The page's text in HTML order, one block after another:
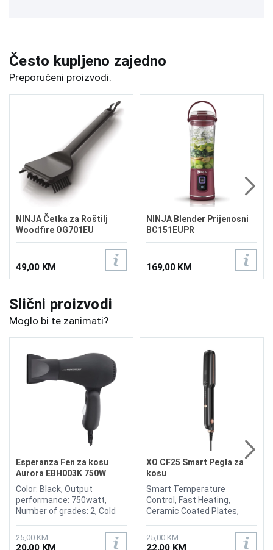
Često kupljeno zajedno
Preporučeni proizvodi.
NINJA Četka za Roštilj
Woodfire OG701EU
49,00 KM
NINJA Blender Prijenosni
BC151EUPR
169,00 KM
Slični proizvodi
Moglo bi te zanimati?
Esperanza Fen za kosu
Aurora EBH003K 750W
Color: Black, Output
performance: 750watt,
Number of grades: 2, Cold
conditioning: No, diffuser:
No, Collapsible: Yes
25,00 KM
20,00 KM
XO CF25 Smart Pegla za
kosu
Smart Temperature
Control, Fast Heating,
Ceramic Coated Plates,
Design, LED Display,
Automatic shut-off
25,00 KM
22,00 KM